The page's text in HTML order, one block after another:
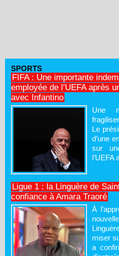
SPORTS
FIFA : Une importante
employée de l’UEFA après
avec Infantino
Une
Le
d’une
sur
l’UEFA
Ligue 1 : la Linguère de
confiance à Amara Traoré
À
miser
a